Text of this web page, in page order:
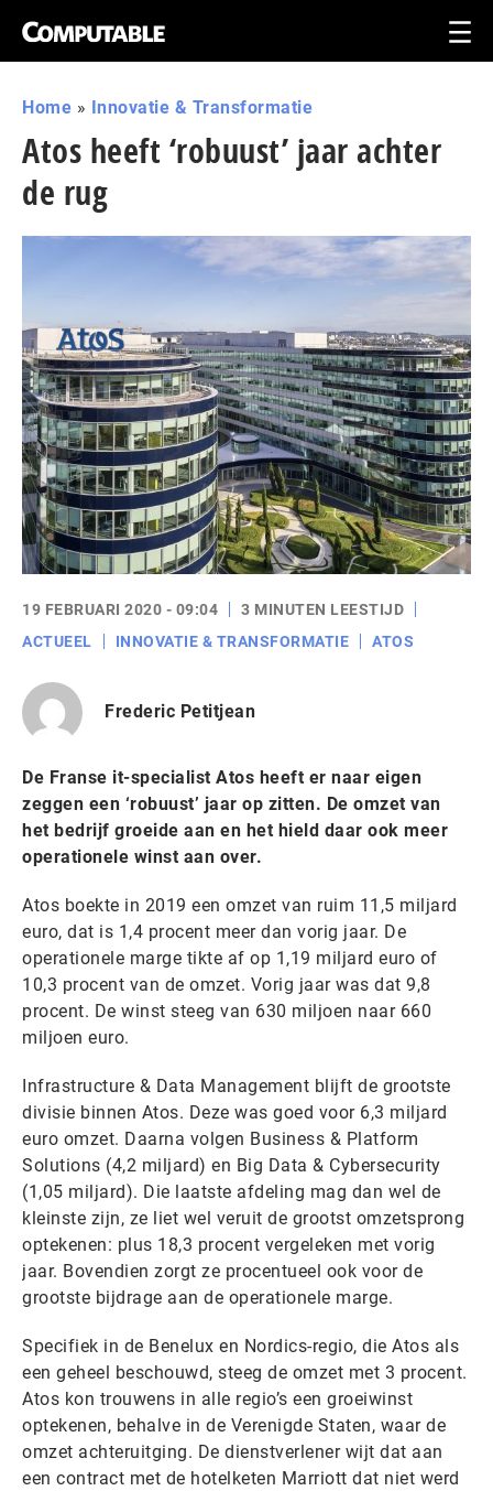
Home » Innovatie & Transformatie
Atos heeft ‘robuust’ jaar achter
de rug
19 FEBRUARI 2020 - 09:04
3 MINUTEN LEESTIJD
ACTUEEL
INNOVATIE & TRANSFORMATIE ATOS
Frederic Petitjean
De Franse it-specialist Atos heeft er naar eigen
zeggen een ‘robuust’ jaar op zitten. De omzet van
het bedrijf groeide aan en het hield daar ook meer
operationele winst aan over.
Atos boekte in 2019 een omzet van ruim 11,5 miljard
euro, dat is 1,4 procent meer dan vorig jaar. De
operationele marge tikte af op 1,19 miljard euro of
10,3 procent van de omzet. Vorig jaar was dat 9,8
procent. De winst steeg van 630 miljoen naar 660
miljoen euro.
Infrastructure & Data Management blijft de grootste
divisie binnen Atos. Deze was goed voor 6,3 miljard
euro omzet. Daarna volgen Business & Platform
Solutions (4,2 miljard) en Big Data & Cybersecurity
(1,05 miljard). Die laatste afdeling mag dan wel de
kleinste zijn, ze liet wel veruit de grootst omzetsprong
optekenen: plus 18,3 procent vergeleken met vorig
jaar. Bovendien zorgt ze procentueel ook voor de
grootste bijdrage aan de operationele marge.
Specifiek in de Benelux en Nordics-regio, die Atos als
een geheel beschouwd, steeg de omzet met 3 procent.
Atos kon trouwens in alle regio’s een groeiwinst
optekenen, behalve in de Verenigde Staten, waar de
omzet achteruitging. De dienstverlener wijt dat aan
een contract met de hotelketen Marriott dat niet werd